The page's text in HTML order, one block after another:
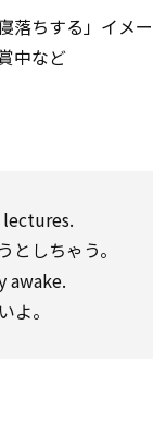
落ちする」イメ
中など
しちゃう。
awake.
よ。